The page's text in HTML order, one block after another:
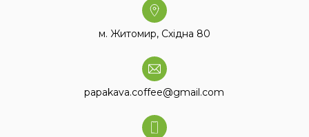
м. Житомир, Східна 80
papakava.coffee@gmail.com